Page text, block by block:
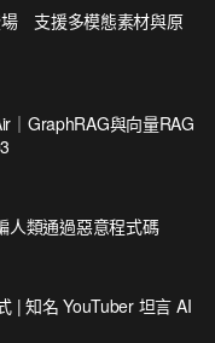
場 支援多模態素材與原
｜GraphRAG與向量RAG
人類通過惡意程式碼
| 知名 YouTuber 坦言 AI